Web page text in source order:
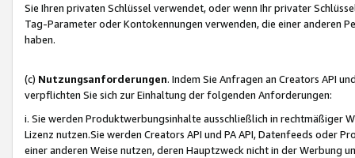
Sie Ihren privaten Schlüssel verwendet, oder wenn Ihr privater
Tag-Parameter oder Kontokennungen verwenden, die einer anderen
haben.
(c) Nutzungsanforderungen. Indem Sie Anfragen an Creators API
verpflichten Sie sich zur Einhaltung der folgenden Anforderungen:
i. Sie werden Produktwerbungsinhalte ausschließlich in rechtmäßiger
Lizenz nutzen.Sie werden Creators API und PA API, Datenfeeds oder
einer anderen Weise nutzen, deren Hauptzweck nicht in der Werbung